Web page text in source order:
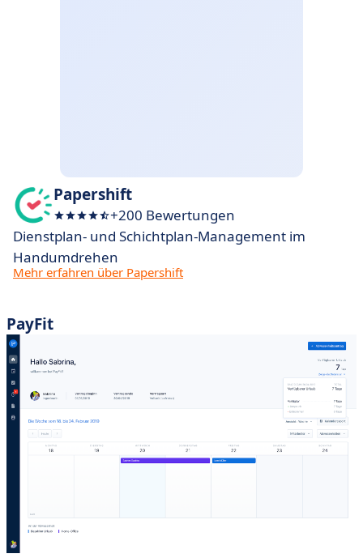
Papershift
+200 Bewertungen
Dienstplan- und Schichtplan-Management im
Handumdrehen
Mehr erfahren über Papershift
PayFit